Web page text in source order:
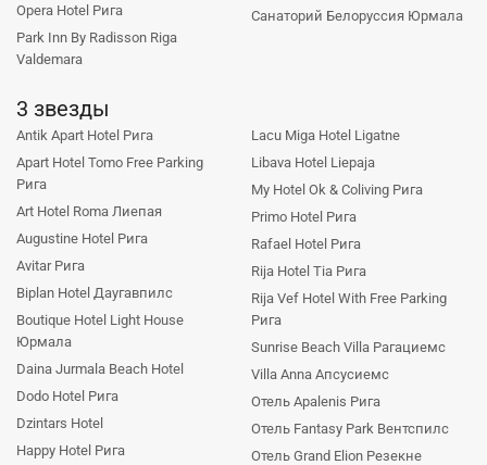
Opera Hotel Рига
Park Inn By Radisson Riga
Valdemara
Санаторий Белоруссия Юрмала
3 звезды
Antik Apart Hotel Рига
Apart Hotel Tomo Free Parking
Рига
Art Hotel Roma Лиепая
Augustine Hotel Рига
Avitar Рига
Biplan Hotel Даугавпилс
Boutique Hotel Light House
Юрмала
Daina Jurmala Beach Hotel
Dodo Hotel Рига
Dzintars Hotel
Happy Hotel Рига
Lacu Miga Hotel Ligatne
Libava Hotel Liepaja
My Hotel Ok & Coliving Рига
Primo Hotel Рига
Rafael Hotel Рига
Rija Hotel Tia Рига
Rija Vef Hotel With Free Parking
Рига
Sunrise Beach Villa Рагациемс
Villa Anna Апсусиемс
Отель Apalenis Рига
Отель Fantasy Park Вентспилс
Отель Grand Elion Резекне